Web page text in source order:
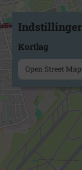
Indstillinger
Kortlag
Open Street Map